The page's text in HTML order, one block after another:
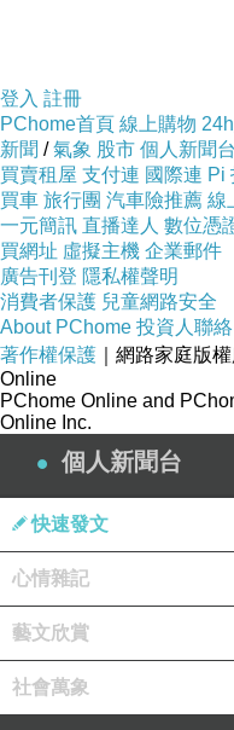
登入 註冊
PChome首頁 線上購物
新聞 /氣象 股市 個人新聞台
買賣租屋 支付連 國際連 Pi
買車 旅行團 汽車險推薦 線
一元簡訊 直播達人 數位憑
買網址 虛擬主機 企業郵件
廣告刊登 隱私權聲明
消費者保護 兒童網路安全
About PChome 投資人聯絡
著作權保護 ｜網路家庭版
Online
PChome Online and
Online Inc.
個人新聞台
快速發文
心情雜記
藝文欣賞
社會萬象